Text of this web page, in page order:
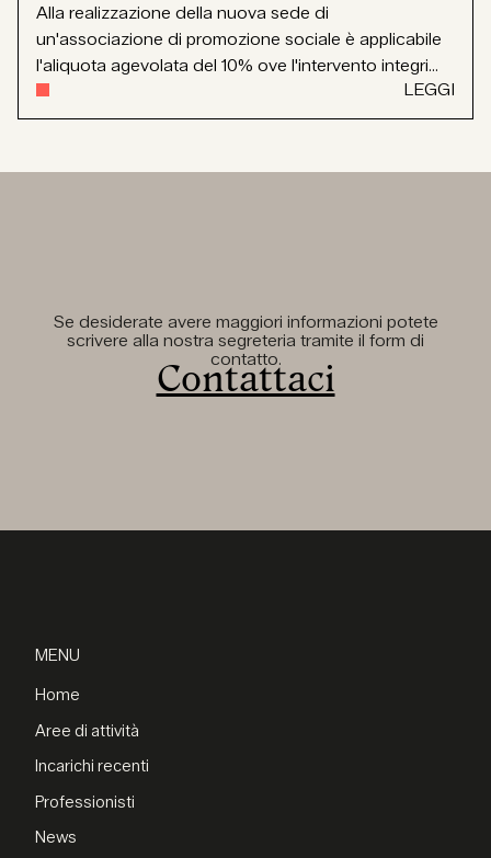
Alla realizzazione della nuova sede di
un'associazione di promozione sociale è applicabile
l'aliquota agevolata del 10% ove l'intervento integri...
LEGGI
Se desiderate avere maggiori informazioni potete
scrivere alla nostra segreteria tramite il form di
contatto.
Contattaci
MENU
Home
Aree di attività
Incarichi recenti
Professionisti
News